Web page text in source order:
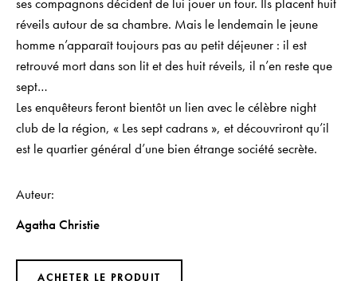
ses compagnons décident de lui jouer un tour. Ils placent huit
réveils autour de sa chambre. Mais le lendemain le jeune
homme n’apparaît toujours pas au petit déjeuner : il est
retrouvé mort dans son lit et des huit réveils, il n’en reste que
sept…
Les enquêteurs feront bientôt un lien avec le célèbre night
club de la région, « Les sept cadrans », et découvriront qu’il
est le quartier général d’une bien étrange société secrète.
Auteur
Agatha Christie
ACHETER LE PRODUIT